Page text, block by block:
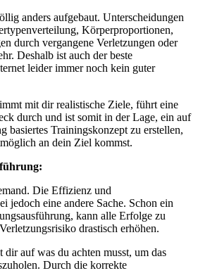
anders aufgebaut. Unterscheidungen
Körperproportionen,
durch vergangene Verletzungen oder
Deshalb ist auch der beste
leider immer noch kein guter
mit dir realistische Ziele, führt eine
durch und ist somit in der Lage, ein auf
basiertes Trainingskonzept zu erstellen,
an dein Ziel kommst.
Die Effizienz und
jedoch eine andere Sache. Schon ein
kann alle Erfolge zu
drastisch erhöhen.
dir auf was du achten musst, um das
Durch die korrekte